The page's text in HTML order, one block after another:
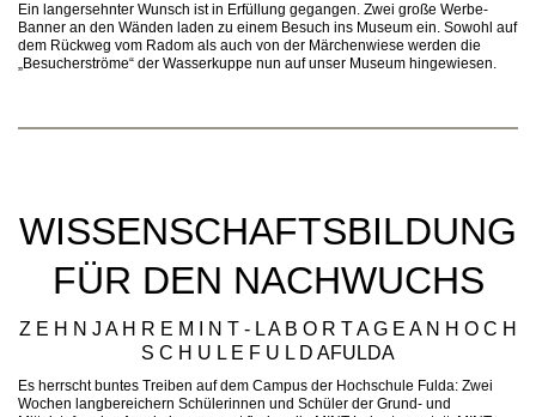
Ein langersehnter Wunsch ist in Erfüllung gegangen. Zwei große Werbe-
Banner an den Wänden laden zu einem Besuch ins Museum ein. Sowohl auf
dem Rückweg vom Radom als auch von der Märchenwiese werden die
„Besucherströme“ der Wasserkuppe nun auf unser Museum hingewiesen.
WISSENSCHAFTSBILDUNG
FÜR DEN NACHWUCHS
Z E H N J A H R E M I N T - L A B O R T A G E A N H O C H
S C H U L E F U L D AFULDA
Es herrscht buntes Treiben auf dem Campus der Hochschule Fulda: Zwei
Wochen langbereichern Schülerinnen und Schüler der Grund- und